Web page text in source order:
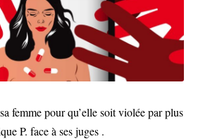
femme pour qu’elle soit violée par plus
P. face à ses juges .